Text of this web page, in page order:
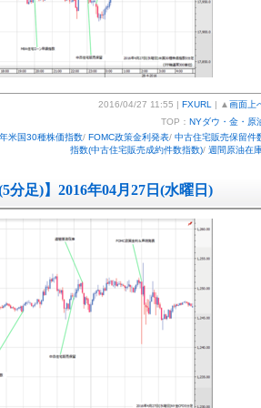
2016/04/27 11:55 | FXURL | ▲ 画面上
TOP： NYダウ・金・原
米国30種株価指数/ FOMC政策金利発表/ 中古住宅販売保留件
指数(中古住宅販売成約件数指数)/ 週間原油在
分足)】2016年04月27日(水曜日)